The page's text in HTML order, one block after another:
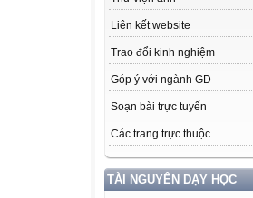
Liên kết website
Trao đổi kinh nghiệm
Góp ý với ngành GD
Soạn bài trực tuyến
Các trang trực thuộc
TÀI NGUYÊN DẠY HỌC